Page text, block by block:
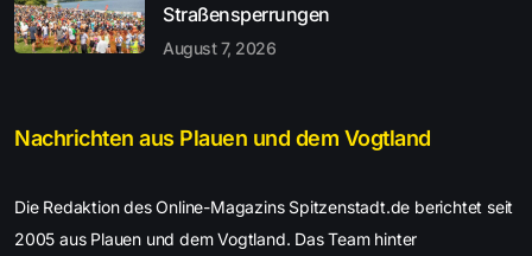
Straßensperrungen
August 7, 2026
Nachrichten aus Plauen und dem Vogtland
Die Redaktion des Online-Magazins Spitzenstadt.de berichtet seit
2005 aus Plauen und dem Vogtland. Das Team hinter